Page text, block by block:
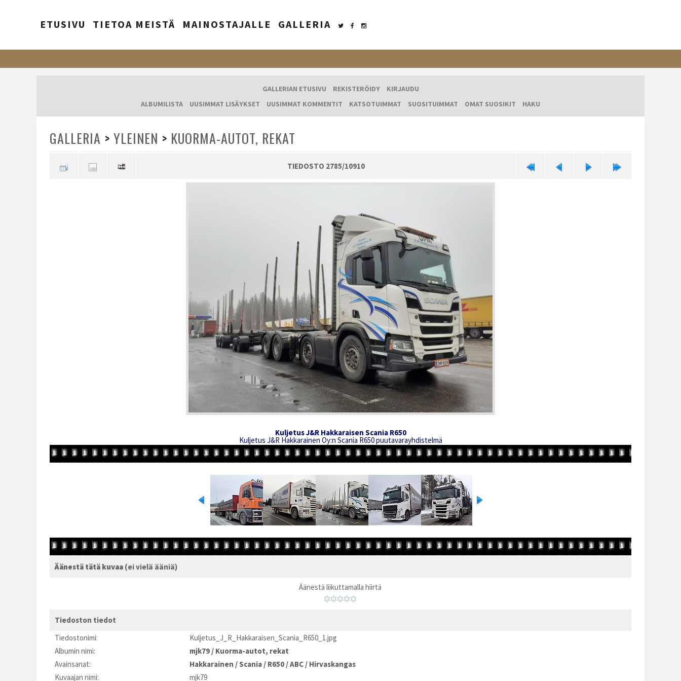
ETUSIVU TIETOA MEISTÄ MAINOSTAJALLE GALLERIA
GALLERIAN ETUSIVU REKISTERÖIDY
KIRJAUDU
ALBUMILISTA
UUSIMMAT LISÄYKSET UUSIMMAT KOMMENTIT KATSOTUIMMAT SUOSITUIMMAT OMAT SUOSIKIT HAKU
GALLERIA > YLEINEN > KUORMA-AUTOT, REKAT
TIEDOSTO 2785/10910
Kuljetus J&R Hakkaraisen Scania R650
Kuljetus J&R Hakkarainen Oy:n Scania R650 puutavarayhdistelmä
Äänestä tätä kuvaa (ei vielä ääniä)
Äänestä liikuttamalla hiirtä
Tiedoston tiedot
Tiedostonimi:
Kuljetus_J_R_Hakkaraisen_Scania_R650_1.jpg
Albumin nimi:
mjk79 / Kuorma-autot, rekat
Avainsanat:
Hakkarainen /Scania / R650 /ABC / Hirvaskangas
Kuvaajan nimi:
mjk79